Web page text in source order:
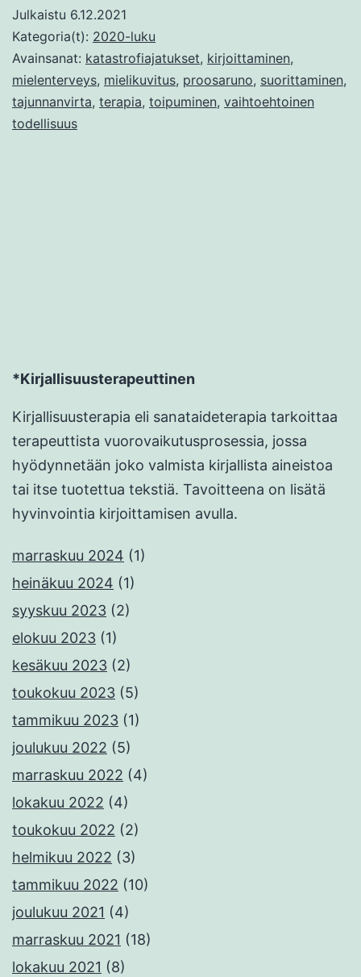
Julkaistu 6.12.2021
Kategoria(t): 2020-luku
Avainsanat: katastrofiajatukset, kirjoittaminen,
mielenterveys, mielikuvitus, proosaruno, suorittaminen,
tajunnanvirta, terapia, toipuminen, vaihtoehtoinen
todellisuus
*Kirjallisuusterapeuttinen
Kirjallisuusterapia eli sanataideterapia tarkoittaa
terapeuttista vuorovaikutusprosessia, jossa
hyödynnetään joko valmista kirjallista aineistoa
tai itse tuotettua tekstiä. Tavoitteena on lisätä
hyvinvointia kirjoittamisen avulla.
marraskuu 2024 (1)
heinäkuu 2024 (1)
syyskuu 2023 (2)
elokuu 2023 (1)
kesäkuu 2023 (2)
toukokuu 2023 (5)
tammikuu 2023 (1)
joulukuu 2022 (5)
marraskuu 2022 (4)
lokakuu 2022 (4)
toukokuu 2022 (2)
helmikuu 2022 (3)
tammikuu 2022 (10)
joulukuu 2021 (4)
marraskuu 2021 (18)
lokakuu 2021 (8)